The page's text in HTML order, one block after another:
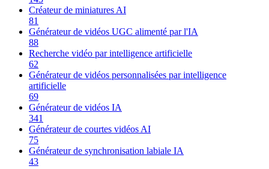
Créateur de miniatures AI
81
Générateur de vidéos UGC alimenté par l'IA
88
Recherche vidéo par intelligence artificielle
62
Générateur de vidéos personnalisées par intelligence
artificielle
69
Générateur de vidéos IA
341
Générateur de courtes vidéos AI
75
Générateur de synchronisation labiale IA
43